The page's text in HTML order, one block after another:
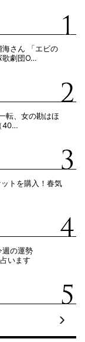
海さん 「エビの
歌劇団O…
転、女の勘はほ
40…
トを購入！春気
週の運勢
います